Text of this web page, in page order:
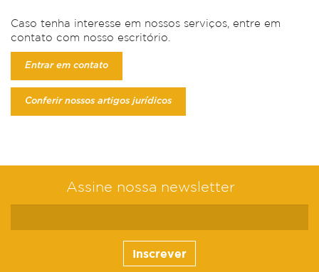
Caso tenha interesse em nossos serviços, entre em
contato com nosso escritório.
Entrar em contato
Conferir nossos artigos jurídicos
Assine nossa newsletter
Inscrever